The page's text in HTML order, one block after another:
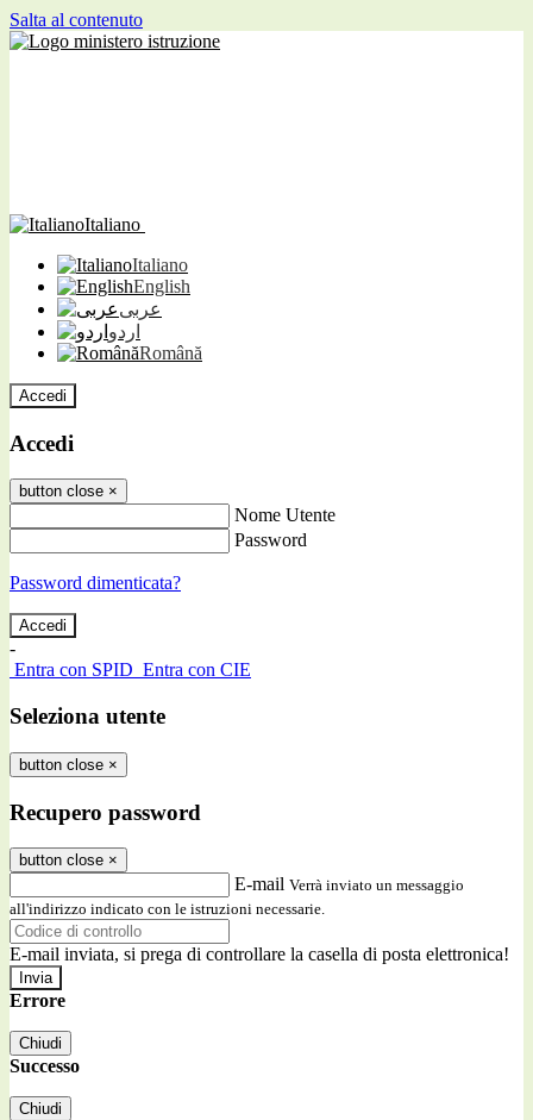
Salta al contenuto
Italiano
Italiano
English
عربى
اردو
Română
Accedi
Accedi
button close ×
Nome Utente
Password
Password dimenticata?
-
Entra con SPID Entra con CIE
Seleziona utente
button close ×
Recupero password
button close ×
E-mail Verrà inviato un messaggio
all'indirizzo indicato con le istruzioni necessarie.
E-mail inviata, si prega di controllare la casella di posta elettronica!
Errore
Chiudi
Successo
Chiudi